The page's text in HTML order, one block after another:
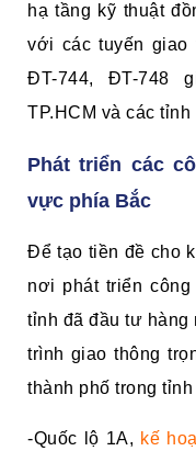
hạ tầng kỹ thuật
với các tuyến giao
ĐT-744, ĐT-748
TP.HCM và các tỉnh
Phát triển các
vực phía Bắc
Để tạo tiền đề cho
nơi phát triển
tỉnh đã đầu tư hàng
trình giao thông
thành phố trong
-Quốc lộ 1A, kế